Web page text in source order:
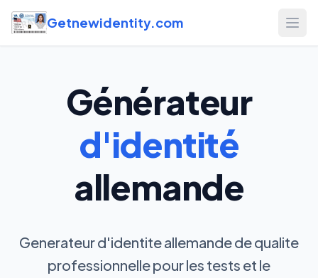
Getnewidentity.com
Générateur
d'identité
allemande
Generateur d'identite allemande de qualite
professionnelle pour les tests et le